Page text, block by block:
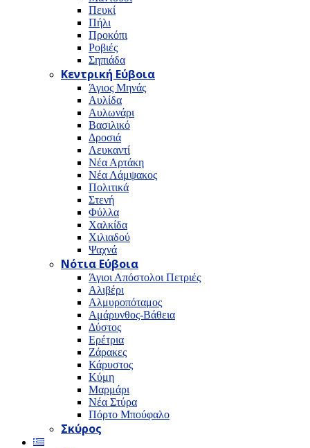
Πευκί
Πήλι
Προκόπι
Ροβιές
Σηπιάδα
Κεντρική Εύβοια
Άγιος Μηνάς
Αυλίδα
Αυλωνάρι
Βασιλικό
Δροσιά
Λευκαντί
Νέα Αρτάκη
Νέα Λάμψακος
Πολιτικά
Στενή
Φύλλα
Χαλκίδα
Χιλιαδού
Ψαχνά
Νότια Εύβοια
Άγιοι Απόστολοι Πετριές
Αλιβέρι
Αλμυροπόταμος
Αμάρυνθος-Βάθεια
Δύστος
Ερέτρια
Ζάρακες
Κάρυστος
Κύμη
Μαρμάρι
Νέα Στύρα
Πόρτο Μπούφαλο
Σκύρος